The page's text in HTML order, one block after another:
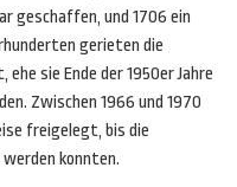
geschaffen, und 1706 ein
gerieten die
sie Ende der 1950er Jahre
Zwischen 1966 und 1970
freigelegt, bis die
konnten.